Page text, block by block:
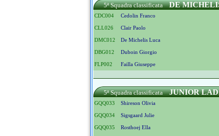
5ª Squadra classificata DE
CDC004 Cedolin Franco
CLL026 Clair Paolo
DMC012 De Michelis Luca
DBG012 Duboin Giorgio
FLP002 Failla Giuseppe
5ª Squadra classificata JUNIOR
GQQ033 Shireson Olivia
GQQ034 Sigsgaard Julie
GQQ035 Rosthoej Ella